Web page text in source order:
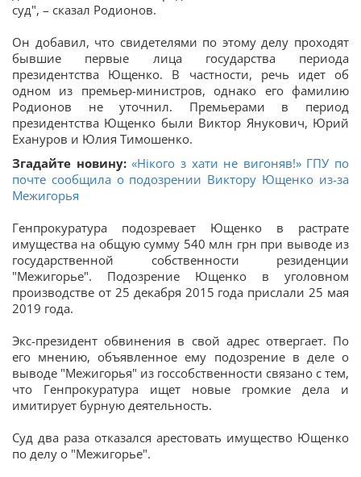
суд", – сказал Родионов.
Он добавил, что свидетелями по этому делу проходят
бывшие первые лица государства периода
президентства Ющенко. В частности, речь идет об
одном из премьер-министров, однако его фамилию
Родионов не уточнил. Премьерами в период
президентства Ющенко были Виктор Янукович, Юрий
Ехануров и Юлия Тимошенко.
Згадайте новину:«Нікого з хати не вигоняв!» ГПУ по
почте сообщила о подозрении Виктору Ющенко из-за
Межигорья
Генпрокуратура подозревает Ющенко в растрате
имущества на общую сумму 540 млн грн при выводе из
государственной собственности резиденции
"Межигорье". Подозрение Ющенко в уголовном
производстве от 25 декабря 2015 года прислали 25 мая
2019 года.
Экс-президент обвинения в свой адрес отвергает. По
его мнению, объявленное ему подозрение в деле о
выводе "Межигорья" из госсобственности связано с тем,
что Генпрокуратура ищет новые громкие дела и
имитирует бурную деятельность.
Суд два раза отказался арестовать имущество Ющенко
по делу о "Межигорье".